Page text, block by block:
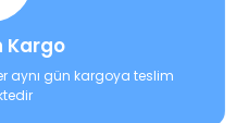
Kargo
aynı gün kargoya teslim